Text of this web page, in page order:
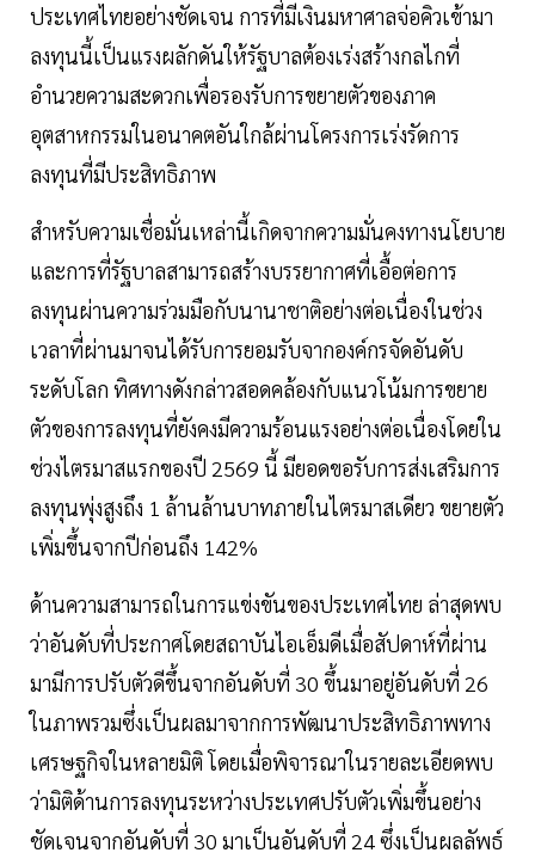
ประเทศไทยอย่างชัดเจน การที่มีเงินมหาศาลจ่อคิวเข้ามา
ลงทุนนี้เป็นแรงผลักดันให้รัฐบาลต้องเร่งสร้างกลไกที่
อำนวยความสะดวกเพื่อรองรับการขยายตัวของภาค
อุตสาหกรรมในอนาคตอันใกล้ผ่านโครงการเร่งรัดการ
ลงทุนที่มีประสิทธิภาพ
สำหรับความเชื่อมั่นเหล่านี้เกิดจากความมั่นคงทางนโยบาย
และการที่รัฐบาลสามารถสร้างบรรยากาศที่เอื้อต่อการ
ลงทุนผ่านความร่วมมือกับนานาชาติอย่างต่อเนื่องในช่วง
เวลาที่ผ่านมาจนได้รับการยอมรับจากองค์กรจัดอันดับ
ระดับโลก ทิศทางดังกล่าวสอดคล้องกับแนวโน้มการขยาย
ตัวของการลงทุนที่ยังคงมีความร้อนแรงอย่างต่อเนื่องโดยใน
ช่วงไตรมาสแรกของปี 2569 นี้ มียอดขอรับการส่งเสริมการ
ลงทุนพุ่งสูงถึง 1 ล้านล้านบาทภายในไตรมาสเดียว ขยายตัว
เพิ่มขึ้นจากปีก่อนถึง 142%
ด้านความสามารถในการแข่งขันของประเทศไทย ล่าสุดพบ
ว่าอันดับที่ประกาศโดยสถาบันไอเอ็มดีเมื่อสัปดาห์ที่ผ่าน
มามีการปรับตัวดีขึ้นจากอันดับที่ 30 ขึ้นมาอยู่อันดับที่ 26
ในภาพรวมซึ่งเป็นผลมาจากการพัฒนาประสิทธิภาพทาง
เศรษฐกิจในหลายมิติ โดยเมื่อพิจารณาในรายละเอียดพบ
ว่ามิติด้านการลงทุนระหว่างประเทศปรับตัวเพิ่มขึ้นอย่าง
ชัดเจนจากอันดับที่ 30 มาเป็นอันดับที่ 24 ซึ่งเป็นผลลัพธ์